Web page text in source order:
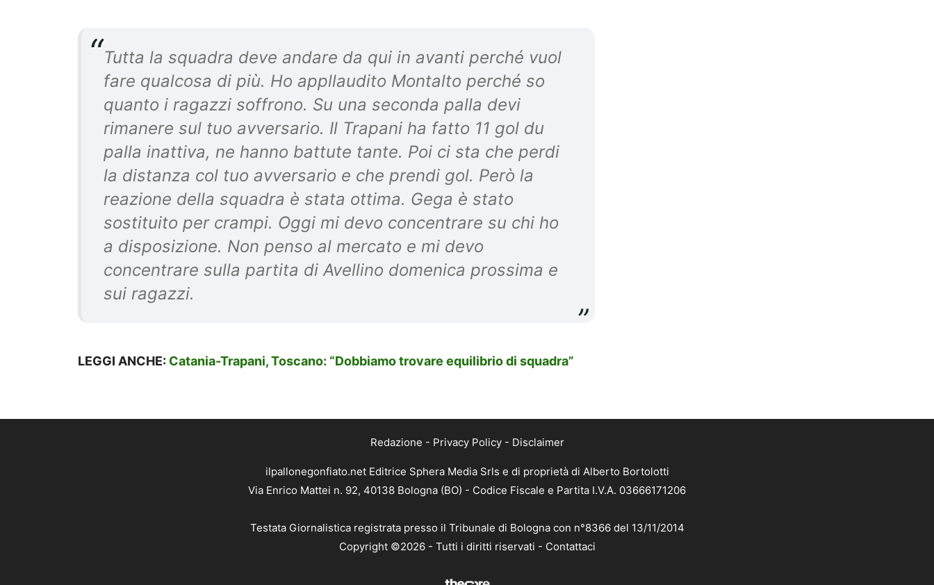
Tutta la squadra deve andare da qui in avanti perché vuol
fare qualcosa di più. Ho appllaudito Montalto perché so
quanto i ragazzi soffrono. Su una seconda palla devi
rimanere sul tuo avversario. Il Trapani ha fatto 11 gol du
palla inattiva, ne hanno battute tante. Poi ci sta che perdi
la distanza col tuo avversario e che prendi gol. Però la
reazione della squadra è stata ottima. Gega è stato
sostituito per crampi. Oggi mi devo concentrare su chi ho
a disposizione. Non penso al mercato e mi devo
concentrare sulla partita di Avellino domenica prossima e
sui ragazzi.
LEGGI ANCHE: Catania-Trapani, Toscano: “Dobbiamo trovare equilibrio di squadra”
Redazione - Privacy Policy- Disclaimer
ilpallonegonfiato.net Editrice Sphera Media Srls e di proprietà di Alberto Bortolotti
Via Enrico Mattei n. 92, 40138 Bologna (BO) - Codice Fiscale e Partita I.V.A. 03666171206
Testata Giornalistica registrata presso il Tribunale di Bologna con n°8366 del 13/11/2014
Copyright ©2026 - Tutti i diritti riservati - Contattaci